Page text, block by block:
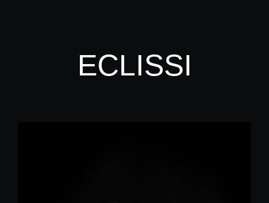
ECLISSI